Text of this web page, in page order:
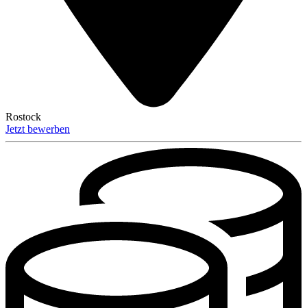
Rostock
Jetzt bewerben